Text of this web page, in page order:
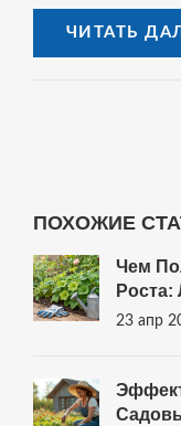
ЧИТАТЬ
ПОХОЖИЕ
Чем
23 апр